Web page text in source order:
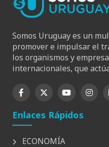
Somos Uruguay es un
promover e impulsar el
los organismos y
internacionales, que
Enlaces Rápidos
ECONOMÍA